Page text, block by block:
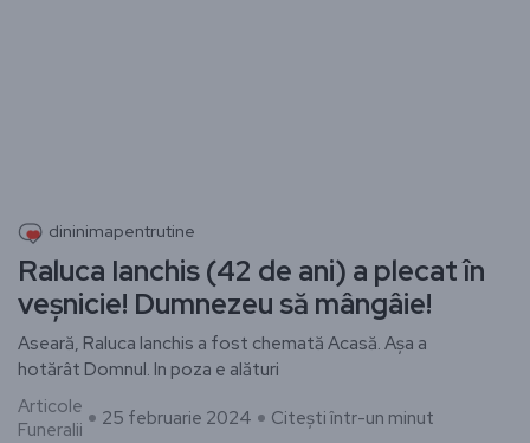
dininimapentrutine
Raluca Ianchis (42 de ani) a plecat în
veșnicie! Dumnezeu să mângâie!
Aseară, Raluca Ianchis a fost chemată Acasă. Așa a
hotărât Domnul. In poza e alături
Articole
Funeralii
25 februarie 2024 Citești într-un minut